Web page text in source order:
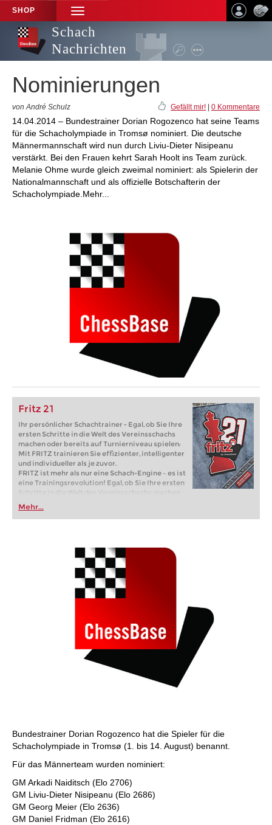
SHOP
TOGGLE
NAVIGATION
Schach
Nachrichten
Nominierungen
von André Schulz Gefällt mir! 0 Kommentare
14.04.2014 – Bundestrainer Dorian Rogozenco hat seine Teams
für die Schacholympiade in Tromsø nominiert. Die deutsche
Männermannschaft wird nun durch Liviu-Dieter Nisipeanu
verstärkt. Bei den Frauen kehrt Sarah Hoolt ins Team zurück.
Melanie Ohme wurde gleich zweimal nominiert: als Spielerin der
Nationalmannschaft und als offizielle Botschafterin der
Schacholympiade.Mehr...
Fritz 21
Ihr persönlicher Schachtrainer - Egal, ob Sie Ihre
ersten Schritte in die Welt des Vereinsschachs
machen oder bereits auf Turnierniveau spielen:
Mit FRITZ trainieren Sie effizienter, intelligenter
und individueller als je zuvor.
FRITZ ist mehr als nur eine Schach-Engine – es ist
eine Trainingsrevolution! Egal, ob Sie Ihre ersten
Schritte in die Welt des Vereinsschachs machen
oder bereits auf Turnierniveau spielen: Mit
FRITZ trainieren Sie effizienter, intelligenter und
individueller als je zuvor.
Mehr...
Bundestrainer Dorian Rogozenco hat die Spieler für die
Schacholympiade in Tromsø (1. bis 14. August) benannt.
Für das Männerteam wurden nominiert:
GM Arkadi Naiditsch (Elo 2706)
GM Liviu-Dieter Nisipeanu (Elo 2686)
GM Georg Meier (Elo 2636)
GM Daniel Fridman (Elo 2616)